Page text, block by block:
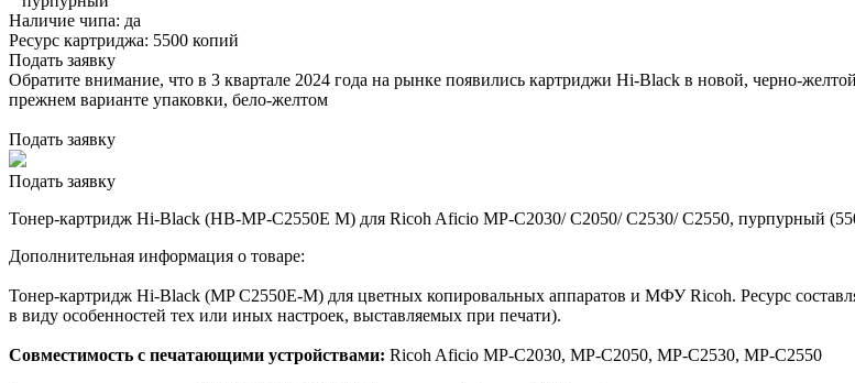
Наличие чипа: да
Ресурс картриджа: 5500 копий
Подать заявку
Обратите внимание, что в 3 квартале 2024 года на рынке появились картриджи Hi-Black в новой, черно-
прежнем варианте упаковки, бело-желтом
Подать заявку
Подать заявку
Тонер-картридж Hi-Black (HB-MP-C2550E M) для Ricoh Aficio MP-C2030/ C2050/ C2530/ C2550, пурпурный
Дополнительная информация о товаре:
Тонер-картридж Hi-Black (MP C2550E-M) для цветных копировальных аппаратов и МФУ Ricoh. Ресурс
в виду особенностей тех или иных настроек, выставляемых при печати).
Совместимость с печатающими устройствами: Ricoh Aficio MP-C2030, MP-C2050, MP-C2530, MP-C2550